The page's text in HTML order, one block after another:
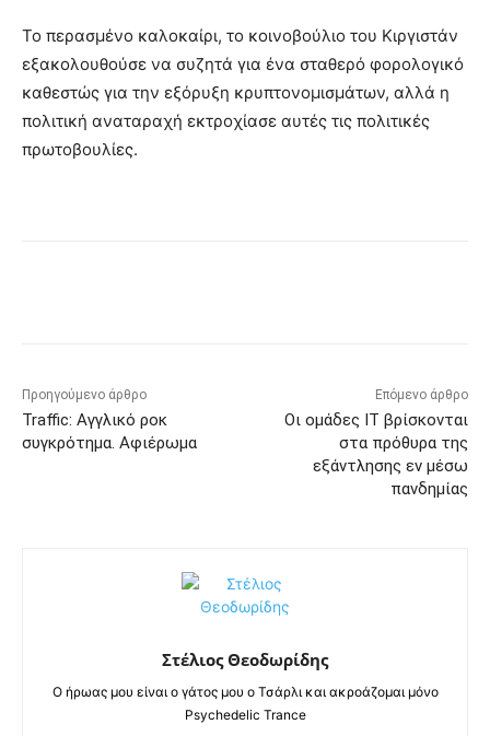
Το περασμένο καλοκαίρι, το κοινοβούλιο του Κιργιστάν
εξακολουθούσε να συζητά για ένα σταθερό φορολογικό
καθεστώς για την εξόρυξη κρυπτονομισμάτων, αλλά η
πολιτική αναταραχή εκτροχίασε αυτές τις πολιτικές
πρωτοβουλίες.
Προηγούμενο άρθρο
Traffic: Αγγλικό ροκ
συγκρότημα. Αφιέρωμα
Επόμενο άρθρο
Οι ομάδες IT βρίσκονται
στα πρόθυρα της
εξάντλησης εν μέσω
πανδημίας
Στέλιος Θεοδωρίδης
Ο ήρωας μου είναι ο γάτος μου ο Τσάρλι και ακροάζομαι μόνο
Psychedelic Trance